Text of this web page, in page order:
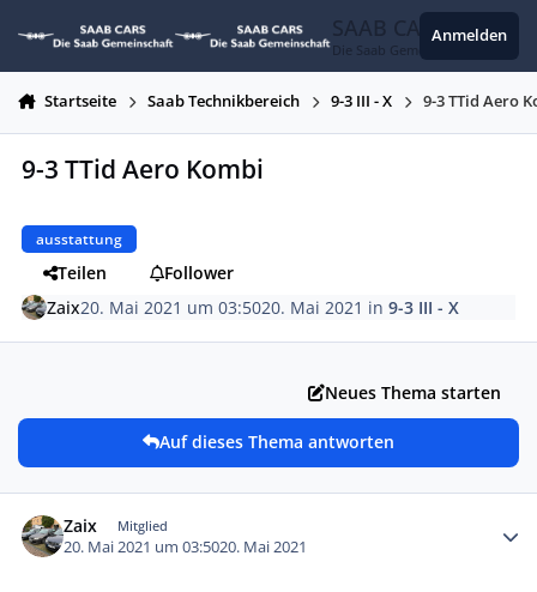
SAAB CARS
Die Saab Gemeinschaft
Anmelden
Startseite Saab Technikbereich 9-3 III - X 9-3 TTid Aero
9-3 TTid Aero Kombi
ausstattung
Teilen
Follower
Zaix20. Mai 2021 um 03:5020. Mai 2021 in9-3 III - X
Neues Thema starten
Auf dieses Thema antworten
Zaix Mitglied
20. Mai 2021 um 03:5020. Mai 2021